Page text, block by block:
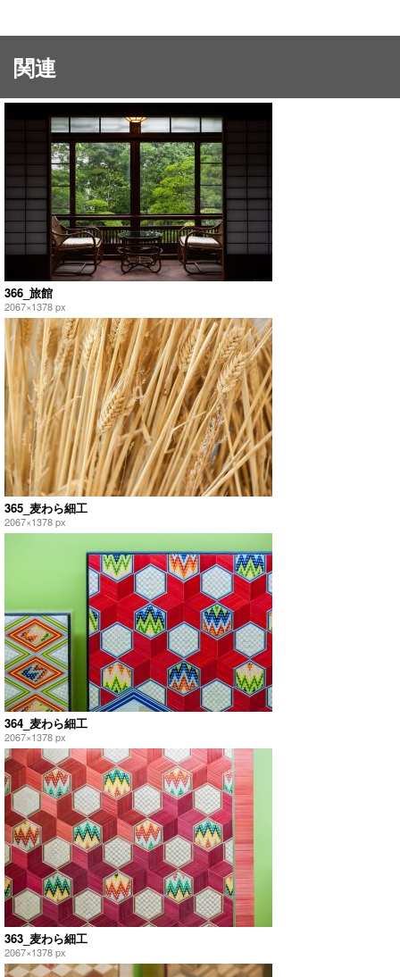
関連
366_旅館
2067×1378 px
365_麦わら細工
2067×1378 px
364_麦わら細工
2067×1378 px
363_麦わら細工
2067×1378 px